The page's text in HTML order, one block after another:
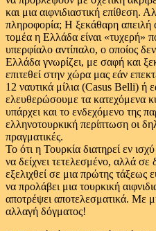
και μια αιφνιδιαστική επίθεση.
πληροφορία; Η ξεκάθαρη απειλή
τομέα η Ελλάδα είναι «τυχερή»
υπερφίαλο αντίπαλο, ο οποίος
Ελλάδα γνωρίζει, με σαφή και
επιτεθεί στην χώρα μας εάν
12 ναυτικά μίλια (Casus Belli) ή
ελευθερώσουμε τα κατεχόμενα
υπάρχει και το ενδεχόμενο της
ελληνοτουρκική περίπτωση οι
πραγματικές.
Το ότι η Τουρκία διατηρεί εν
να δείχνει τετελεσμένο, αλλά
εξελιχθεί σε μια πρώτης τάξεως
να προλάβει μια τουρκική
αποτρέψει αποτελεσματικά. Με
αλλαγή δόγματος!